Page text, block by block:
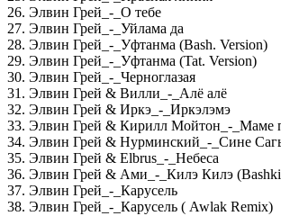
26. Элвин Грей_-_О тебе
27. Элвин Грей_-_Уйлама да
28. Элвин Грей_-_Уфтанма (Bash. Version)
29. Элвин Грей_-_Уфтанма (Tat. Version)
30. Элвин Грей_-_Черноглазая
31. Элвин Грей & Вилли_-_Алё алё
32. Элвин Грей & Иркэ_-_Иркэлэмэ
33. Элвин Грей & Кирилл Мойтон_-_Маме
34. Элвин Грей & Нурминский_-_Сине
35. Элвин Грей & Elbrus_-_Небеса
36. Элвин Грей & Ами_-_Килэ Килэ
37. Элвин Грей_-_Карусель
38. Элвин Грей_-_Карусель ( Awlak Remix)